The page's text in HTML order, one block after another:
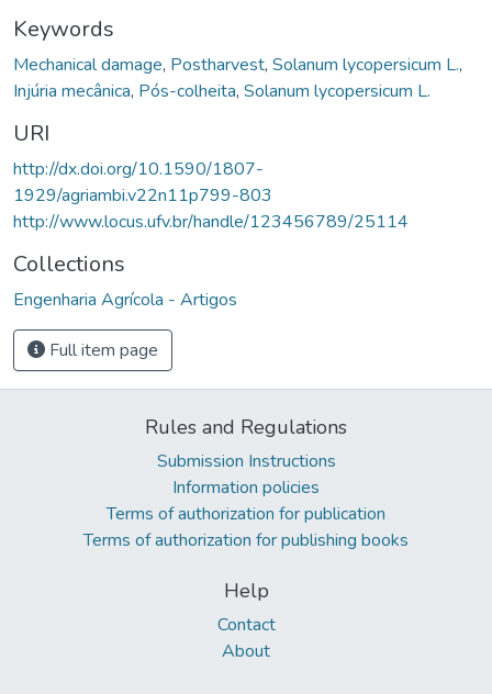
Keywords
Mechanical damage, Postharvest, Solanum lycopersicum L.,
Injúria mecânica, Pós-colheita, Solanum lycopersicum L.
URI
http://dx.doi.org/10.1590/1807-
1929/agriambi.v22n11p799-803
http://www.locus.ufv.br/handle/123456789/25114
Collections
Engenharia Agrícola - Artigos
Full item page
Rules and Regulations
Submission Instructions
Information policies
Terms of authorization for publication
Terms of authorization for publishing books
Help
Contact
About